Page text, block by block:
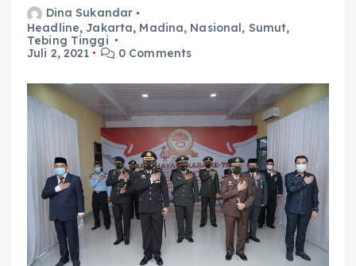
Dina Sukandar
Headline,Jakarta, Madina, Nasional, Sumut,
Tebing Tinggi
Juli 2, 2021
0 Comments